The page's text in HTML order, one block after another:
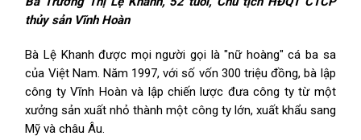
thủy sản Vĩnh Hoàn
Bà Lệ Khanh được mọi người gọi là "nữ hoàng" cá ba sa
của Việt Nam. Năm 1997, với số vốn 300 triệu đồng, bà lập
công ty Vĩnh Hoàn và lập chiến lược đưa công ty từ một
xưởng sản xuất nhỏ thành một công ty lớn, xuất khẩu sang
Mỹ và châu Âu.